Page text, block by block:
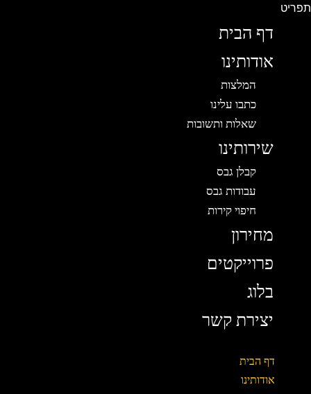
דף הבית
אודותינו
המלצות
כתבו עלינו
שאלות ותשובות
שירותינו
קבלן גבס
עבודות גבס
חיפוי קירות
מחירון
פרוייקטים
בלוג
יצירת קשר
דף הבית
אודותינו